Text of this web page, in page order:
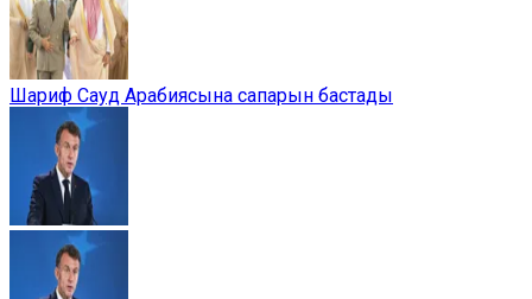
Шариф Сауд Арабиясына сапарын бастады